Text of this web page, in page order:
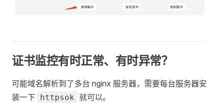
证书监控有时正常、有时异常？
可能域名解析到了多台 nginx 服务器，需要每台服务器安
装一下
httpsok 就可以。